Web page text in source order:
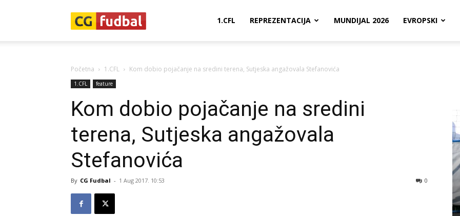
1.CFL REPREZENTACIJA MUNDIJAL 2026 EVROPSKI
Početna 1.CFL Kom dobio pojačanje na sredini terena, Sutjeska angažovala Stefanovića
1.CFL feature
Kom dobio pojačanje na sredini
terena, Sutjeska angažovala
Stefanovića
By CG Fudbal - 1 Aug 2017. 10:53 0